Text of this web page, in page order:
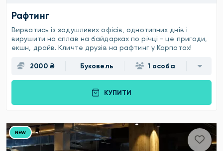
Рафтинг
Вирватись із задушливих офісів, однотипних днів і
вирушити на сплав на байдарках по річці - це пригоди,
екшн, драйв. Кличте друзів на рафтинг у Карпатах!
2000 ₴ Буковель 1 особа
КУПИТИ
NEW